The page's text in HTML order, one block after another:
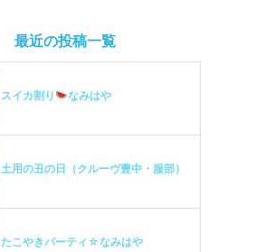
最近の投稿一覧
スイカ割り なみはや
土用の丑の日（クルーヴ豊中・服部）
たこやきパーティ☆なみはや